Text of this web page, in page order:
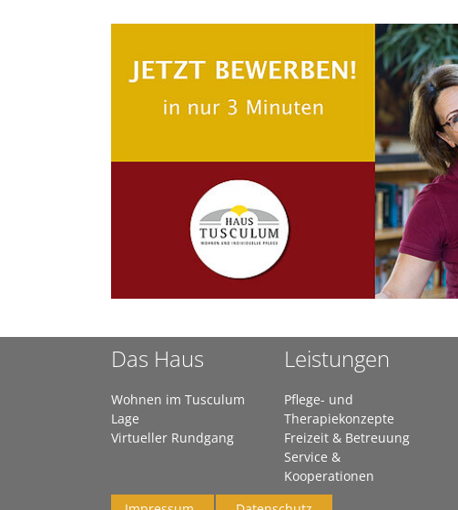
Das Haus
Wohnen im Tusculum
Lage
Virtueller Rundgang
Leistungen
Pflege- und
Therapiekonzepte
Freizeit & Betreuung
Service &
Kooperationen